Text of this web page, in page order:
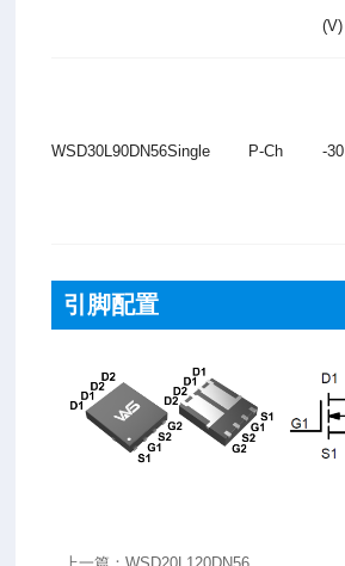
(V)
WSD30L90DN56Single P-Ch -30
引脚配置